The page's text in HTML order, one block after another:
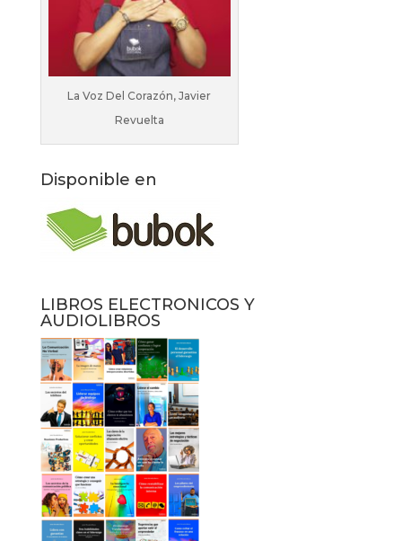
La Voz Del Corazón, Javier
Revuelta
Disponible en
LIBROS ELECTRONICOS Y
AUDIOLIBROS